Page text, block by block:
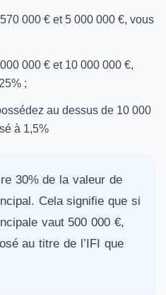
000 € et 5 000 000 €, vous
000 € et 10 000 000 €,
;
au dessus de 10 000
à 1,5%
30% de la valeur de
Cela signifie que si
vaut 500 000 €,
au titre de l’IFI que